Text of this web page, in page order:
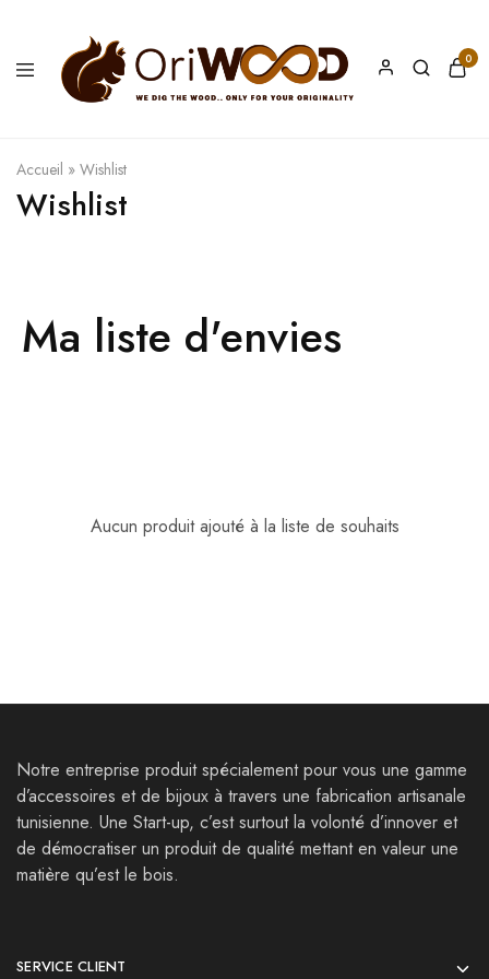
Wood
0
Accueil » Wishlist
Wishlist
Ma liste d'envies
Aucun produit ajouté à la liste de souhaits
Notre entreprise produit spécialement pour vous une gamme
d’accessoires et de bijoux à travers une fabrication artisanale
tunisienne. Une Start-up, c’est surtout la volonté d’innover et
de démocratiser un produit de qualité mettant en valeur une
matière qu’est le bois.
SERVICE CLIENT